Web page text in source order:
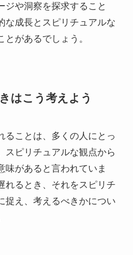
ジや洞察を探求すること
な成長とスピリチュアルな
があるでしょう。
はこう考えよう
ることは、多くの人にとっ
スピリチュアルな観点から
味があると言われていま
れるとき、それをスピリチ
捉え、考えるべきかについ